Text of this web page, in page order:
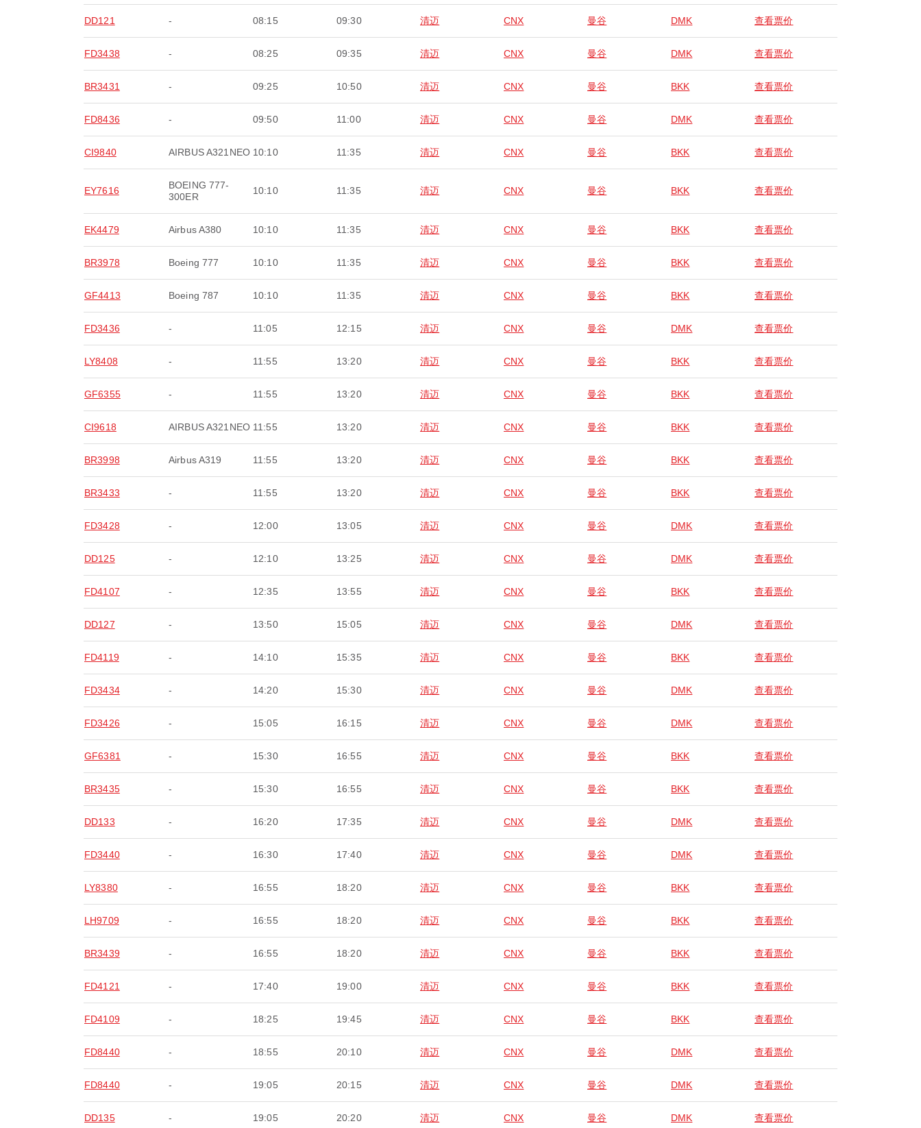
DD121 - 08:15 09:30 清迈 CNX 曼谷 DMK 查看票价
FD3438 - 08:25 09:35 清迈 CNX 曼谷 DMK 查看票价
BR3431 - 09:25 10:50 清迈 CNX 曼谷 BKK 查看票价
FD8436 - 09:50 11:00 清迈 CNX 曼谷 DMK 查看票价
CI9840 AIRBUS A321NEO 10:10 11:35 清迈 CNX 曼谷 BKK 查看票价
EY7616
BOEING 777-
300ER
10:10 11:35 清迈 CNX 曼谷 BKK 查看票价
EK4479 Airbus A380 10:10 11:35 清迈 CNX 曼谷 BKK 查看票价
BR3978 Boeing 777 10:10 11:35 清迈 CNX 曼谷 BKK 查看票价
GF4413 Boeing 787 10:10 11:35 清迈 CNX 曼谷 BKK 查看票价
FD3436 - 11:05 12:15 清迈 CNX 曼谷 DMK 查看票价
LY8408 - 11:55 13:20 清迈 CNX 曼谷 BKK 查看票价
GF6355 - 11:55 13:20 清迈 CNX 曼谷 BKK 查看票价
CI9618 AIRBUS A321NEO 11:55 13:20 清迈 CNX 曼谷 BKK 查看票价
BR3998 Airbus A319 11:55 13:20 清迈 CNX 曼谷 BKK 查看票价
BR3433 - 11:55 13:20 清迈 CNX 曼谷 BKK 查看票价
FD3428 - 12:00 13:05 清迈 CNX 曼谷 DMK 查看票价
DD125 - 12:10 13:25 清迈 CNX 曼谷 DMK 查看票价
FD4107 - 12:35 13:55 清迈 CNX 曼谷 BKK 查看票价
DD127 - 13:50 15:05 清迈 CNX 曼谷 DMK 查看票价
FD4119 - 14:10 15:35 清迈 CNX 曼谷 BKK 查看票价
FD3434 - 14:20 15:30 清迈 CNX 曼谷 DMK 查看票价
FD3426 - 15:05 16:15 清迈 CNX 曼谷 DMK 查看票价
GF6381 - 15:30 16:55 清迈 CNX 曼谷 BKK 查看票价
BR3435 - 15:30 16:55 清迈 CNX 曼谷 BKK 查看票价
DD133 - 16:20 17:35 清迈 CNX 曼谷 DMK 查看票价
FD3440 - 16:30 17:40 清迈 CNX 曼谷 DMK 查看票价
LY8380 - 16:55 18:20 清迈 CNX 曼谷 BKK 查看票价
LH9709 - 16:55 18:20 清迈 CNX 曼谷 BKK 查看票价
BR3439 - 16:55 18:20 清迈 CNX 曼谷 BKK 查看票价
FD4121 - 17:40 19:00 清迈 CNX 曼谷 BKK 查看票价
FD4109 - 18:25 19:45 清迈 CNX 曼谷 BKK 查看票价
FD8440 - 18:55 20:10 清迈 CNX 曼谷 DMK 查看票价
FD8440 - 19:05 20:15 清迈 CNX 曼谷 DMK 查看票价
DD135 - 19:05 20:20 清迈 CNX 曼谷 DMK 查看票价